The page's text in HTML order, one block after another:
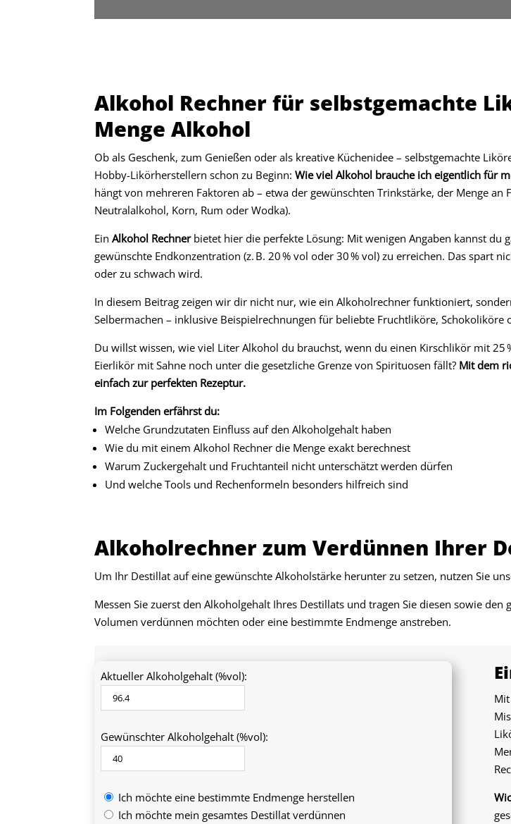
Alkohol Rechner für selbstgemachte
Menge Alkohol
Ob als Geschenk, zum Genießen oder als kreative Küchenidee – selbstgemachte
Hobby-Likörherstellern schon zu Beginn:Wie viel Alkohol brauche ich eigentlich für
hängt von mehreren Faktoren ab – etwa der gewünschten Trinkstärke, der Menge
Neutralalkohol, Korn, Rum oder Wodka).
EinAlkohol Rechnerbietet hier die perfekte Lösung: Mit wenigen Angaben kannst
gewünschte Endkonzentration (z. B. 20 % vol oder 30 % vol) zu erreichen. Das spart
oder zu schwach wird.
In diesem Beitrag zeigen wir dir nicht nur, wie ein Alkoholrechner funktioniert,
Selbermachen – inklusive Beispielrechnungen für beliebte Fruchtliköre, Schokoliköre
Du willst wissen, wie viel Liter Alkohol du brauchst, wenn du einen Kirschlikör mit
Eierlikör mit Sahne noch unter die gesetzliche Grenze von Spirituosen fällt? Mit dem
einfach zur perfekten Rezeptur.
Im Folgenden erfährst du:
Welche Grundzutaten Einfluss auf den Alkoholgehalt haben
Wie du mit einem Alkohol Rechner die Menge exakt berechnest
Warum Zuckergehalt und Fruchtanteil nicht unterschätzt werden dürfen
Und welche Tools und Rechenformeln besonders hilfreich sind
Alkoholrechner zum Verdünnen Ihrer
Um Ihr Destillat auf eine gewünschte Alkoholstärke herunter zu setzen, nutzen Sie
Messen Sie zuerst den Alkoholgehalt Ihres Destillats und tragen Sie diesen sowie
Volumen verdünnen möchten oder eine bestimmte Endmenge anstreben.
Aktueller Alkoholgehalt (%vol):
Gewünschter Alkoholgehalt (%vol):
Ich möchte eine bestimmte Endmenge herstellen
Ich möchte mein gesamtes Destillat verdünnen